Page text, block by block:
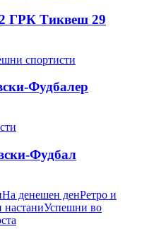
ГРК Тиквеш 29
спортисти
Фудбалер
Фудбал
На денешен денРетро и
настаниУспешни во